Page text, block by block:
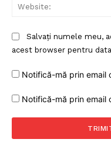
Salvați numele meu,
acest browser pentru
Notifică-mă prin email
Notifică-mă prin email